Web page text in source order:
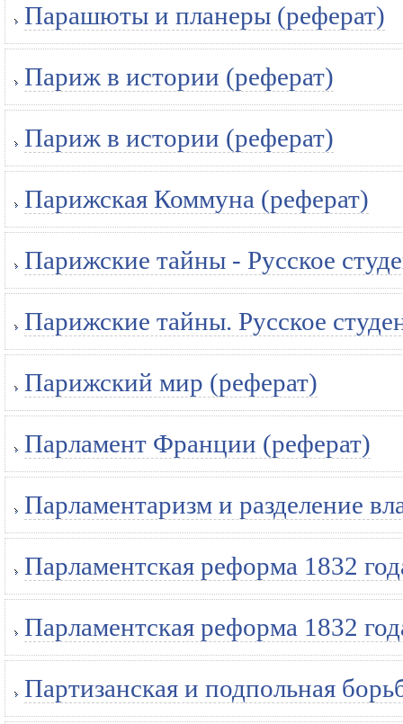
Парашюты и планеры (реферат)
Париж в истории (реферат)
Париж в истории (реферат)
Парижская Коммуна (реферат)
Парижские тайны - Русское
Парижские тайны. Русское
Парижский мир (реферат)
Парламент Франции (реферат)
Парламентаризм и разделение
Парламентская реформа 1832
Парламентская реформа 1832
Партизанская и подпольная